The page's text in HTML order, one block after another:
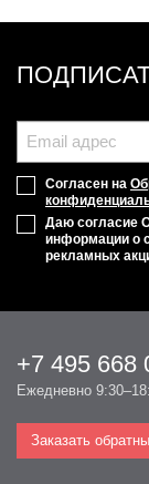
Согласен на
Даю согласие
информации о
рекламных
+7 495 668
Ежедневно
Заказать